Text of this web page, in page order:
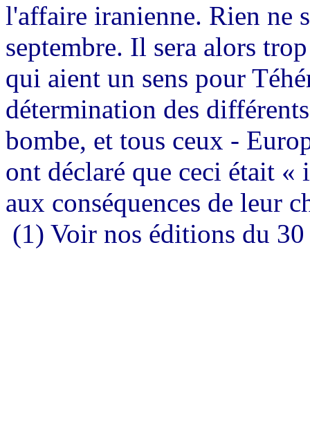
l'affaire iranienne. Rien ne
septembre. Il sera alors
qui aient un sens pour
détermination des
bombe, et tous ceux -
ont déclaré que ceci était «
aux conséquences de leur
(1) Voir nos éditions du